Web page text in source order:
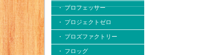
・ プロフェッサー
・ プロジェクトゼロ
・ プロズファクトリー
・ フロッグ